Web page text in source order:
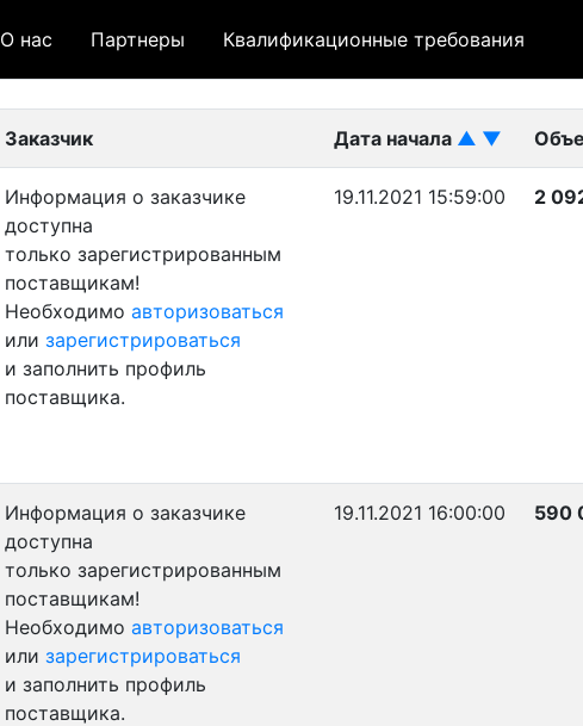
О нас Партнеры Квалификационные требования
Заказчик Дата начала ▲ ▼
Информация о заказчике
доступна
только зарегистрированным
поставщикам!
Необходимо авторизоваться
или зарегистрироваться
и заполнить профиль
поставщика.
19.11.2021 15:59:00 2
Информация о заказчике
доступна
только зарегистрированным
поставщикам!
Необходимо авторизоваться
или зарегистрироваться
и заполнить профиль
поставщика.
19.11.2021 16:00:00 590